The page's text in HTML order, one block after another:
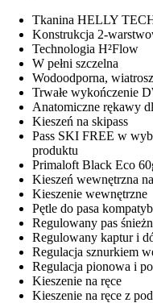
Tkanina HELLY
Konstrukcja 2-
Technologia H²Flow
W pełni szczelna
Wodoodporna,
Trwałe wykończenie
Anatomiczne rękawy
Kieszeń na skipass
Pass SKI FREE w
produktu
Primaloft Black Eco
Kieszeń wewnętrzna
Kieszenie wewnętrzne
Pętle do pasa
Regulowany pas
Regulowany kaptur i
Regulacja sznurkiem
Regulacja pionowa i
Kieszenie na ręce
Kieszenie na ręce z